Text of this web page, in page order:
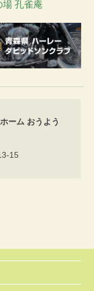
ーム おうよう
15